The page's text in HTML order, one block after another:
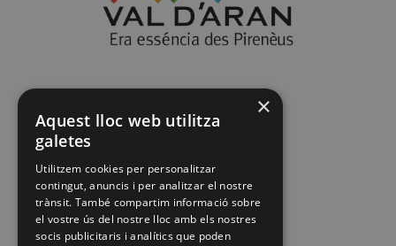
×
Aquest lloc web utilitza
galetes
Utilitzem cookies per personalitzar
contingut, anuncis i per analitzar el nostre
trànsit. També compartim informació sobre
el vostre ús del nostre lloc amb els nostres
socis publicitaris i analítics que poden